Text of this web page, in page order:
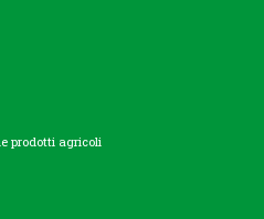
prodotti agricoli